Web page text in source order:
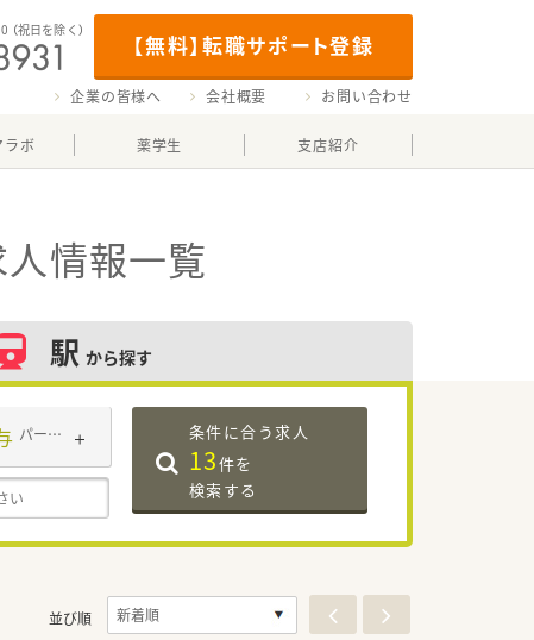
【無料】転職サポート登録
（祝日を除く）
企業の皆様へ 会社概要 お問い合わせ
ボ 薬学生 支店紹介
人情報一覧
駅 から探す
パート・アルバイト 条件に合う求人
13件を
検索する
並び順